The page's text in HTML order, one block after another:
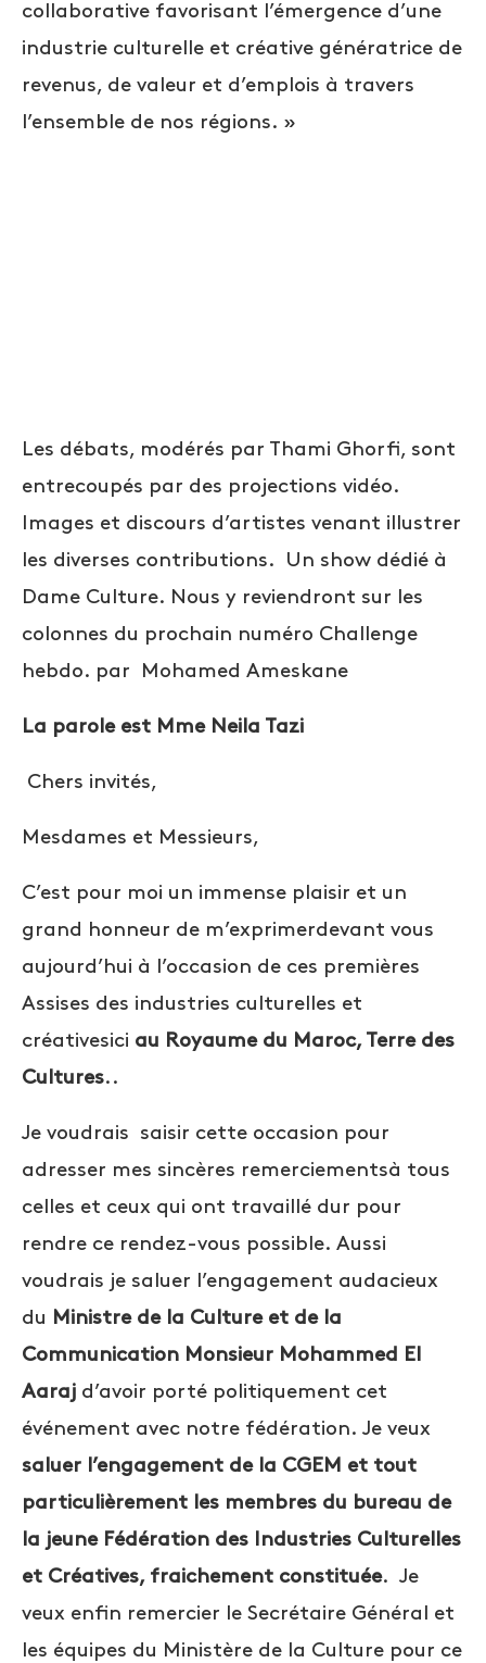
collaborative favorisant l’émergence d’une
industrie culturelle et créative génératrice de
revenus, de valeur et d’emplois à travers
l’ensemble de nos régions. »
Les débats, modérés par Thami Ghorfi, sont
entrecoupés par des projections vidéo.
Images et discours d’artistes venant illustrer
les diverses contributions. Un show dédié à
Dame Culture. Nous y reviendront sur les
colonnes du prochain numéro Challenge
hebdo. par
Mohamed Ameskane
La parole est Mme Neila Tazi
Chers invités,
Mesdames et Messieurs,
C’est pour moi un immense plaisir et un
grand honneur de m’exprimerdevant vous
aujourd’hui à l’occasion de ces premières
Assises des industries culturelles et
créativesici au Royaume du Maroc, Terre des
Cultures..
Je voudrais saisir cette occasion pour
adresser mes sincères remerciementsà tous
celles et ceux qui ont travaillé dur pour
rendre ce rendez-vous possible. Aussi
voudrais je saluer l’engagement audacieux
du
Ministre de la Culture et de la
Communication Monsieur Mohammed El
Aaraj d’avoir porté politiquement cet
événement avec notre fédération. Je veux
saluer l’engagement de la CGEM et tout
particulièrement les membres du bureau de
la jeune Fédération des Industries Culturelles
et Créatives, fraichement constituée. Je
veux enfin remercier le Secrétaire Général et
les équipes du Ministère de la Culture pour ce